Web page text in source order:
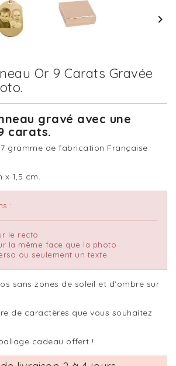

Or 9 Carats Gravée
gravé avec une
carats.
gramme de fabrication Française
x 1,5 cm.
:
le recto
la même face que la photo
ou seulement un texte
sans zones de soleil et d'ombre sur
de caractères que vous souhaitez
cadeau offert !